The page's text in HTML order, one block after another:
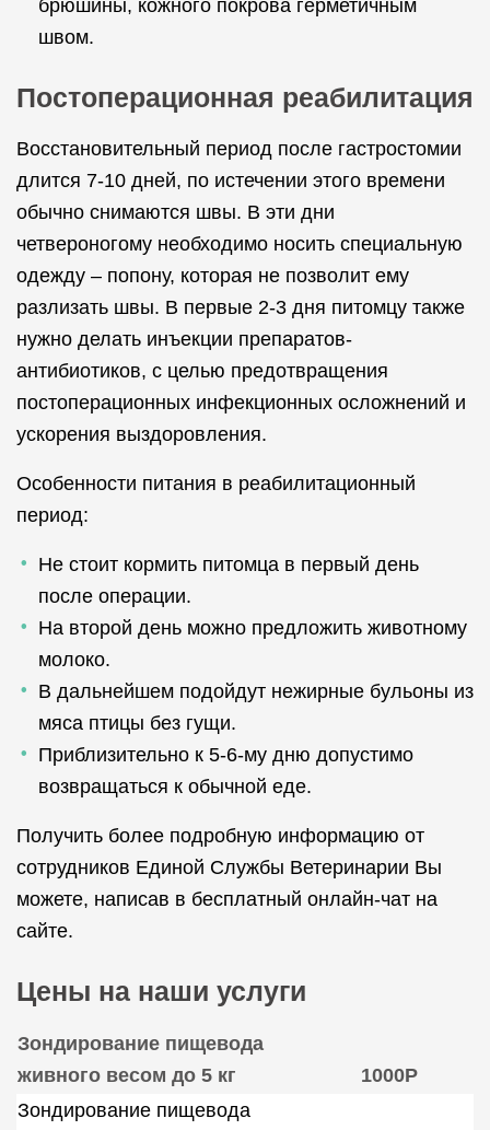
брюшины, кожного покрова герметичным
швом.
Постоперационная реабилитация
Восстановительный период после гастростомии
длится 7-10 дней, по истечении этого времени
обычно снимаются швы. В эти дни
четвероногому необходимо носить специальную
одежду – попону, которая не позволит ему
разлизать швы. В первые 2-3 дня питомцу также
нужно делать инъекции препаратов-
антибиотиков, с целью предотвращения
постоперационных инфекционных осложнений и
ускорения выздоровления.
Особенности питания в реабилитационный
период:
Не стоит кормить питомца в первый день
после операции.
На второй день можно предложить животному
молоко.
В дальнейшем подойдут нежирные бульоны из
мяса птицы без гущи.
Приблизительно к 5-6-му дню допустимо
возвращаться к обычной еде.
Получить более подробную информацию от
сотрудников Единой Службы Ветеринарии Вы
можете, написав в бесплатный онлайн-чат на
сайте.
Цены на наши услуги
Зондирование пищевода
живного весом до 5 кг
1000Р
Зондирование пищевода